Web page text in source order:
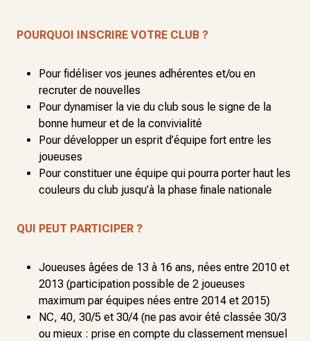
POURQUOI INSCRIRE VOTRE CLUB ?
Pour fidéliser vos jeunes adhérentes et/ou en
recruter de nouvelles
Pour dynamiser la vie du club sous le signe de la
bonne humeur et de la convivialité
Pour développer un esprit d’équipe fort entre les
joueuses
Pour constituer une équipe qui pourra porter haut les
couleurs du club jusqu’à la phase finale nationale
QUI PEUT PARTICIPER ?
Joueuses âgées de 13 à 16 ans, nées entre 2010 et
2013 (participation possible de 2 joueuses
maximum par équipes nées entre 2014 et 2015)
NC, 40, 30/5 et 30/4 (ne pas avoir été classée 30/3
ou mieux : prise en compte du classement mensuel